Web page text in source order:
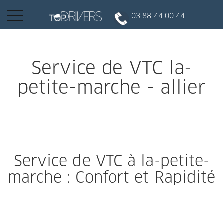
INSCRIPTION CLIENT
Conduire
Basculer
03 88 44 00 44
Service de VTC la-
petite-marche - allier
Service de VTC à la-petite-
marche : Confort et Rapidité